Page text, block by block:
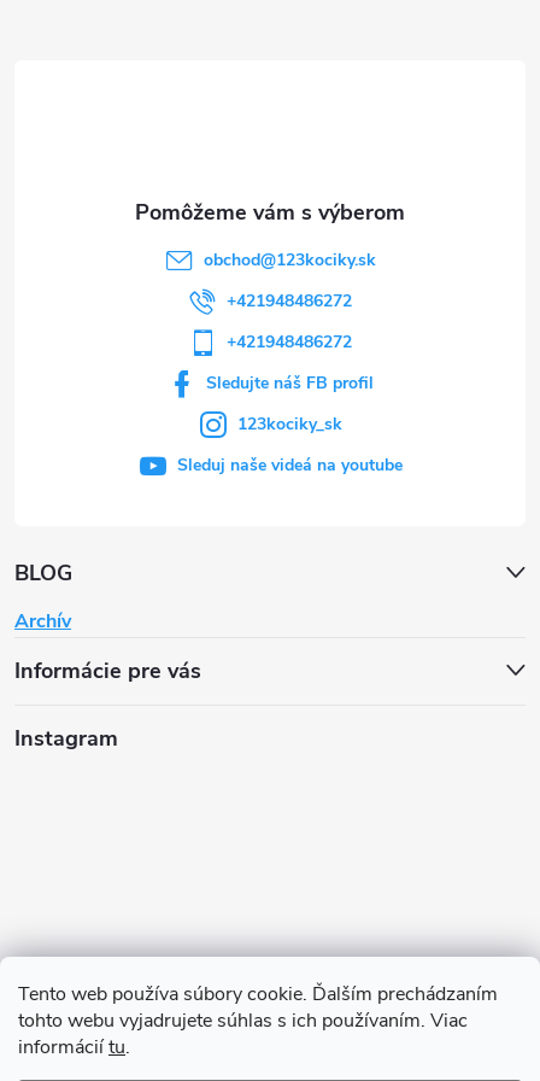
Tento web používa súbory cookie. Ďalším prechádzaním
tohto webu vyjadrujete súhlas s ich používaním. Viac
informáciítu.
BLOG
Archív
Informácie pre vás
obchod@123kociky.sk
+421948486272
+421948486272
Sledujte náš FB profil
123kociky_sk
Sleduj naše videá na youtube
Instagram